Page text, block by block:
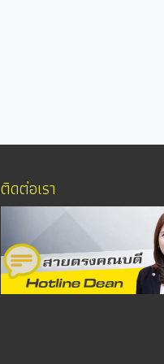
ติดต่อเรา